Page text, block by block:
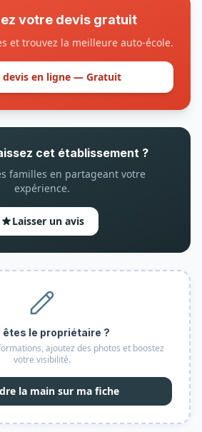
votre devis gratuit
et trouvez la meilleure auto-école.
devis en ligne — Gratuit
cet établissement ?
familles en partageant votre
expérience.
Laisser un avis
êtes le propriétaire ?
ajoutez des photos et boostez
votre visibilité.
la main sur ma fiche